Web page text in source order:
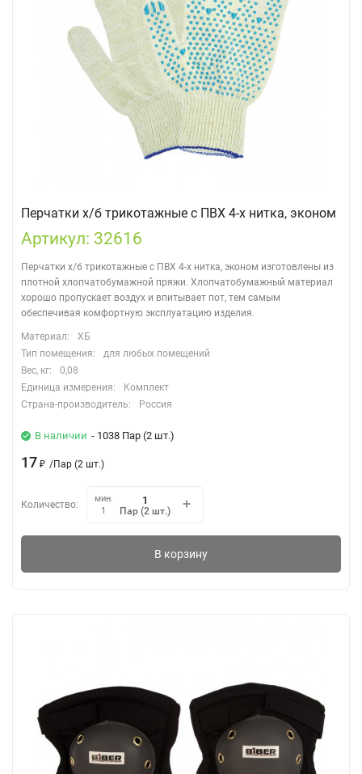
Перчатки х/б трикотажные с ПВХ 4-х нитка, эконом
Артикул: 32616
Перчатки х/б трикотажные с ПВХ 4-х нитка, эконом изготовлены из
плотной хлопчатобумажной пряжи. Хлопчатобумажный материал
хорошо пропускает воздух и впитывает пот, тем самым
обеспечивая комфортную эксплуатацию изделия.
Материал:
ХБ
Тип помещения:
для любых помещений
Вес, кг:
0,08
Единица измерения:
Комплект
Страна-производитель:
Россия
В наличии - 1038 Пар (2 шт.)
17 ₽ /Пар (2 шт.)
Количество:
мин.
1
Пар (2 шт.)
В корзину